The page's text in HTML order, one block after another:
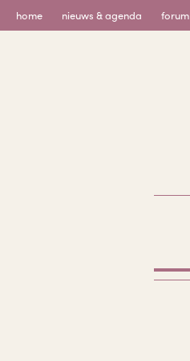
Skip
to
home nieuws & agenda forum